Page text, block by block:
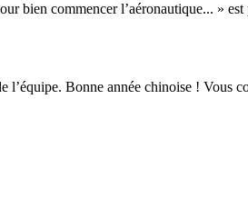
bien commencer l’aéronautique... »
l’équipe. Bonne année chinoise ! Vous